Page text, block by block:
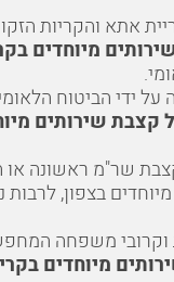
אתא והקריות
מיוחדים
על ידי הביטוח
קצבת שירותים
שר"מ ראשונה או
בצפון, לרבות
משפחה
מיוחדים